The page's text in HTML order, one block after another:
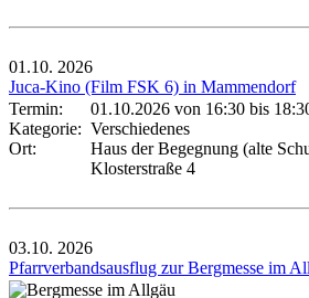
01.10. 2026
Juca-Kino (Film FSK 6) in Mammendorf
Termin:
01.10.2026 von 16:30 bis
Kategorie: Verschiedenes
Ort:
Haus der Begegnung (alte
Klosterstraße 4
03.10. 2026
Pfarrverbandsausflug zur Bergmesse im